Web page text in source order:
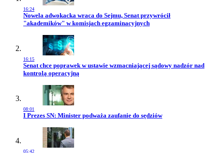
16:24
Przejdź do artykułu:
Nowela adwokacka wraca do Sejmu, Senat przywrócił
"akademików" w komisjach egzaminacyjnych
16:15
Przejdź do artykułu:
Senat chce poprawek w ustawie wzmacniającej sądowy nadzór nad
kontrolą operacyjną
08:01
Przejdź do artykułu:
I Prezes SN: Minister podważa zaufanie do sędziów
05:42